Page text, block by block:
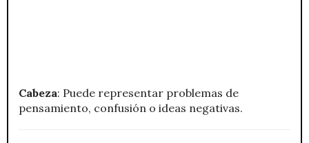
Cabeza: Puede representar problemas de
pensamiento, confusión o ideas negativas.